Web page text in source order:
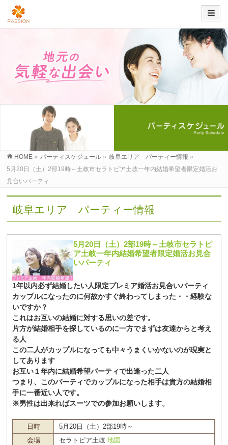
HOME » パーティスケジュール » 岐阜エリア パーティー情報 »
5月20日（土）2部19時～土岐市セラトピア土岐一年内結婚希望者限定婚活お
見合いパーティ
岐阜エリア パーティー情報
5月20日（土）2部19時～土岐市セラトピ
ア土岐一年内結婚希望者限定婚活お見合
いパーティ
1年以内必ず結婚したい人限定プレミア婚活お見合いパーティ
カップルになったのに何故かすぐ終わってしまった・・経験な
いですか？
これはお互いの結婚に対する思いの差です。
片方が結婚相手を探しているのに一方でまずは友達からと考え
る人
この二人がカップルになっても中々うまくいかないのが現実と
してあります
お互い１年内に結婚希望パーティで出逢った二人
つまり、このパーティでカップルになった相手は貴方の結婚相
手に一番近い人です。
※男性は出来ればスーツでの参加お願いします。
日時
5月20日（土）2部19時～
会場
セラトピア土岐地図